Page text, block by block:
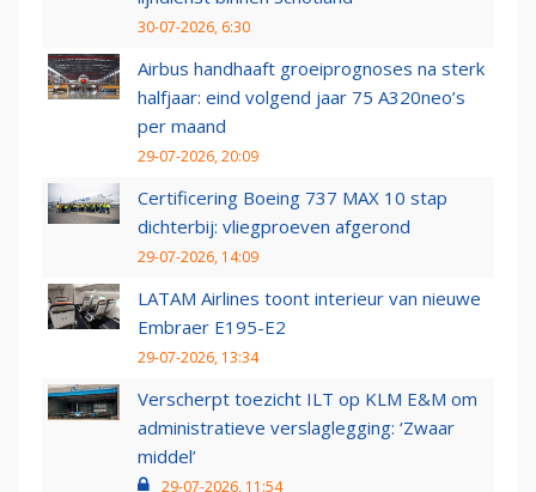
30-07-2026, 6:30
Airbus handhaaft groeiprognoses na sterk
halfjaar: eind volgend jaar 75 A320neo’s
per maand
29-07-2026, 20:09
Certificering Boeing 737 MAX 10 stap
dichterbij: vliegproeven afgerond
29-07-2026, 14:09
LATAM Airlines toont interieur van nieuwe
Embraer E195-E2
29-07-2026, 13:34
Verscherpt toezicht ILT op KLM E&M om
administratieve verslaglegging: ‘Zwaar
middel’
29-07-2026, 11:54